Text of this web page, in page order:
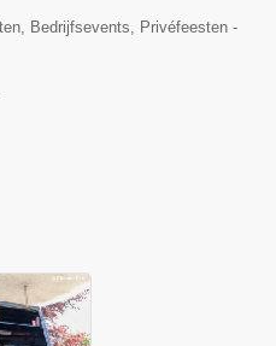
Bedrijfsevents, Privéfeesten -